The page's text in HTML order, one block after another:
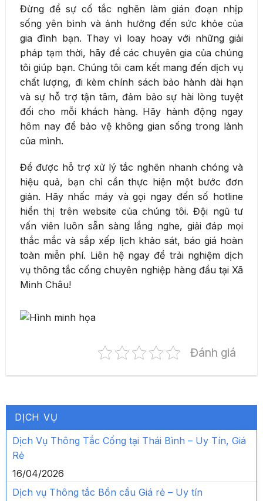
Đừng để sự cố tắc nghẽn làm gián đoạn nhịp
sống yên bình và ảnh hưởng đến sức khỏe của
gia đình bạn. Thay vì loay hoay với những giải
pháp tạm thời, hãy để các chuyên gia của chúng
tôi giúp bạn. Chúng tôi cam kết mang đến dịch vụ
chất lượng, đi kèm chính sách bảo hành dài hạn
và sự hỗ trợ tận tâm, đảm bảo sự hài lòng tuyệt
đối cho mỗi khách hàng. Hãy hành động ngay
hôm nay để bảo vệ không gian sống trong lành
của mình.
Để được hỗ trợ xử lý tắc nghẽn nhanh chóng và
hiệu quả, bạn chỉ cần thực hiện một bước đơn
giản. Hãy nhấc máy và gọi ngay đến số hotline
hiển thị trên website của chúng tôi. Đội ngũ tư
vấn viên luôn sẵn sàng lắng nghe, giải đáp mọi
thắc mắc và sắp xếp lịch khảo sát, báo giá hoàn
toàn miễn phí. Liên hệ ngay để trải nghiệm dịch
vụ thông tắc cống chuyên nghiệp hàng đầu tại Xã
Minh Châu!
Đánh giá
DỊCH VỤ
Dịch Vụ Thông Tắc Cống tại Thái Bình – Uy Tín, Giá
Rẻ
16/04/2026
Dịch vụ Thông tắc Bồn cầu Giá rẻ – Uy tín